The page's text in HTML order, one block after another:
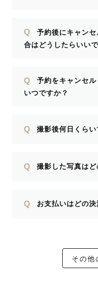
Q
予約後にキャン
合はどうしたらいい
Q
予約をキャンセ
いつですか？
Q 撮影後何日くら
Q 撮影した写真は
Q お支払いはどの
その他